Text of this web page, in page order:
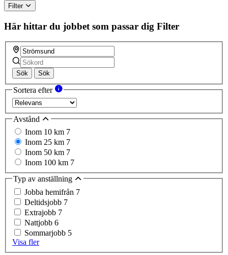
Filter
Här hittar du jobbet som passar dig Filter
Sök Sök
Sortera efter
Avstånd
Inom 10 km 7
Inom 25 km 7
Inom 50 km 7
Inom 100 km 7
Typ av anställning
Jobba hemifrån 7
Deltidsjobb 7
Extrajobb 7
Nattjobb 6
Sommarjobb 5
Visa fler